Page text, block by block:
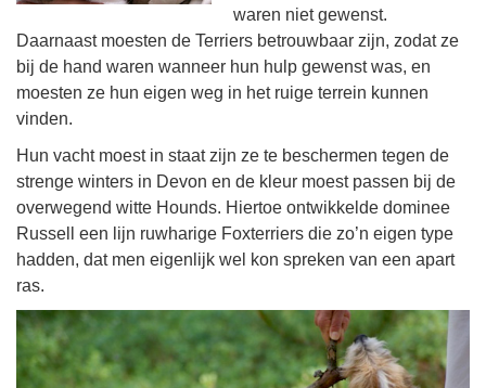
waren niet gewenst.
Daarnaast moesten de Terriers betrouwbaar zijn, zodat ze
bij de hand waren wanneer hun hulp gewenst was, en
moesten ze hun eigen weg in het ruige terrein kunnen
vinden.
Hun vacht moest in staat zijn ze te beschermen tegen de
strenge winters in Devon en de kleur moest passen bij de
overwegend witte Hounds. Hiertoe ontwikkelde dominee
Russell een lijn ruwharige Foxterriers die zo’n eigen type
hadden, dat men eigenlijk wel kon spreken van een apart
ras.